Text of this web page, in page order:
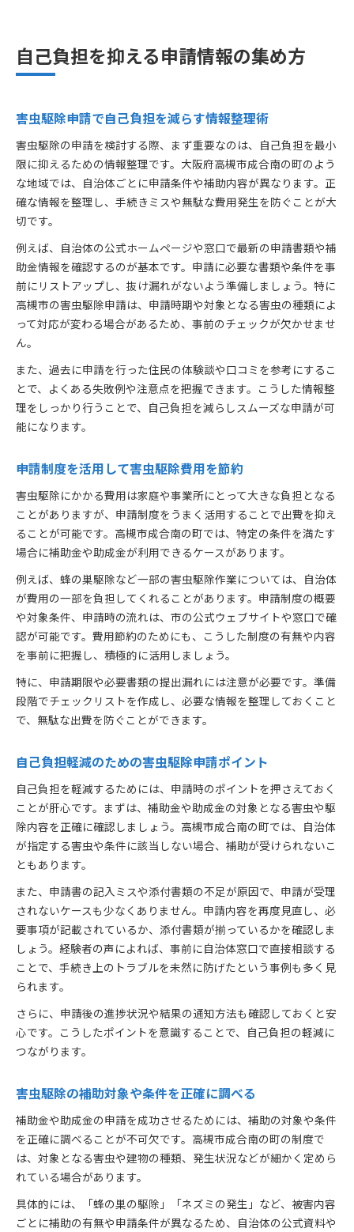
自己負担を抑える申請情報の集め方
害虫駆除申請で自己負担を減らす情報整理術
害虫駆除の申請を検討する際、まず重要なのは、自己負担を最小
限に抑えるための情報整理です。大阪府高槻市成合南の町のよう
な地域では、自治体ごとに申請条件や補助内容が異なります。正
確な情報を整理し、手続きミスや無駄な費用発生を防ぐことが大
切です。
例えば、自治体の公式ホームページや窓口で最新の申請書類や補
助金情報を確認するのが基本です。申請に必要な書類や条件を事
前にリストアップし、抜け漏れがないよう準備しましょう。特に
高槻市の害虫駆除申請は、申請時期や対象となる害虫の種類によ
って対応が変わる場合があるため、事前のチェックが欠かせませ
ん。
また、過去に申請を行った住民の体験談や口コミを参考にするこ
とで、よくある失敗例や注意点を把握できます。こうした情報整
理をしっかり行うことで、自己負担を減らしスムーズな申請が可
能になります。
申請制度を活用して害虫駆除費用を節約
害虫駆除にかかる費用は家庭や事業所にとって大きな負担となる
ことがありますが、申請制度をうまく活用することで出費を抑え
ることが可能です。高槻市成合南の町では、特定の条件を満たす
場合に補助金や助成金が利用できるケースがあります。
例えば、蜂の巣駆除など一部の害虫駆除作業については、自治体
が費用の一部を負担してくれることがあります。申請制度の概要
や対象条件、申請時の流れは、市の公式ウェブサイトや窓口で確
認が可能です。費用節約のためにも、こうした制度の有無や内容
を事前に把握し、積極的に活用しましょう。
特に、申請期限や必要書類の提出漏れには注意が必要です。準備
段階でチェックリストを作成し、必要な情報を整理しておくこと
で、無駄な出費を防ぐことができます。
自己負担軽減のための害虫駆除申請ポイント
自己負担を軽減するためには、申請時のポイントを押さえておく
ことが肝心です。まずは、補助金や助成金の対象となる害虫や駆
除内容を正確に確認しましょう。高槻市成合南の町では、自治体
が指定する害虫や条件に該当しない場合、補助が受けられないこ
ともあります。
また、申請書の記入ミスや添付書類の不足が原因で、申請が受理
されないケースも少なくありません。申請内容を再度見直し、必
要事項が記載されているか、添付書類が揃っているかを確認しま
しょう。経験者の声によれば、事前に自治体窓口で直接相談する
ことで、手続き上のトラブルを未然に防げたという事例も多く見
られます。
さらに、申請後の進捗状況や結果の通知方法も確認しておくと安
心です。こうしたポイントを意識することで、自己負担の軽減に
つながります。
害虫駆除の補助対象や条件を正確に調べる
補助金や助成金の申請を成功させるためには、補助の対象や条件
を正確に調べることが不可欠です。高槻市成合南の町の制度で
は、対象となる害虫や建物の種類、発生状況などが細かく定めら
れている場合があります。
具体的には、「蜂の巣の駆除」「ネズミの発生」など、被害内容
ごとに補助の有無や申請条件が異なるため、自治体の公式資料や